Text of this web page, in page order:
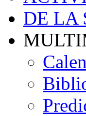
DE LA